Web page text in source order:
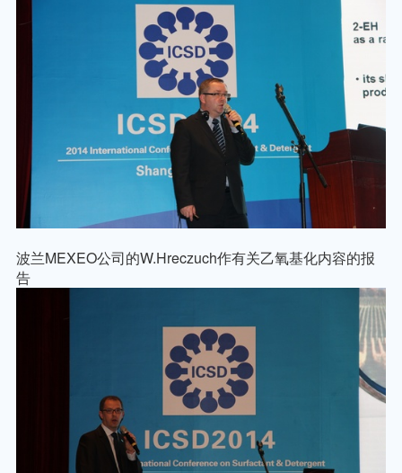
波兰MEXEO公司的W.Hreczuch作有关乙氧基化内容的报
告